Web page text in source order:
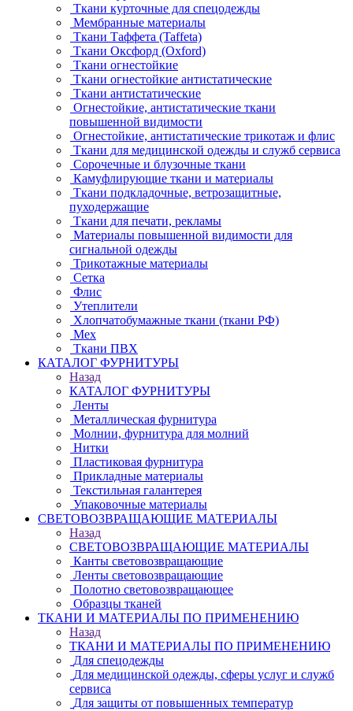
Ткани курточные для спецодежды
Мембранные материалы
Ткани Таффета (Taffeta)
Ткани Оксфорд (Oxford)
Ткани огнестойкие
Ткани огнестойкие антистатические
Ткани антистатические
Огнестойкие, антистатические ткани
повышенной видимости
Огнестойкие, антистатические трикотаж и флис
Ткани для медицинской одежды и служб сервиса
Сорочечные и блузочные ткани
Камуфлирующие ткани и материалы
Ткани подкладочные, ветрозащитные,
пуходержащие
Ткани для печати, рекламы
Материалы повышенной видимости для
сигнальной одежды
Трикотажные материалы
Сетка
Флис
Утеплители
Хлопчатобумажные ткани (ткани РФ)
Мех
Ткани ПВХ
КАТАЛОГ ФУРНИТУРЫ
Назад
КАТАЛОГ ФУРНИТУРЫ
Ленты
Металлическая фурнитура
Молнии, фурнитура для молний
Нитки
Пластиковая фурнитура
Прикладные материалы
Текстильная галантерея
Упаковочные материалы
СВЕТОВОЗВРАЩАЮЩИЕ МАТЕРИАЛЫ
Назад
СВЕТОВОЗВРАЩАЮЩИЕ МАТЕРИАЛЫ
Канты световозвращающие
Ленты световозвращающие
Полотно световозвращающее
Образцы тканей
ТКАНИ И МАТЕРИАЛЫ ПО ПРИМЕНЕНИЮ
Назад
ТКАНИ И МАТЕРИАЛЫ ПО ПРИМЕНЕНИЮ
Для спецодежды
Для медицинской одежды, сферы услуг и служб
сервиса
Для защиты от повышенных температур